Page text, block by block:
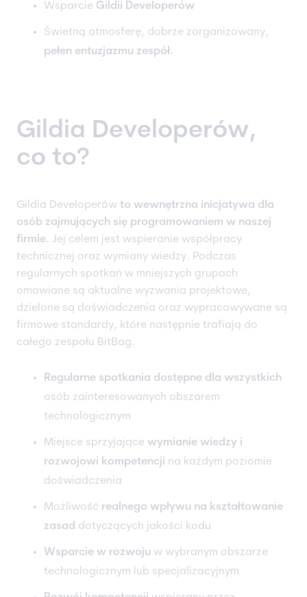
Wsparcie Gildii Developerów
Świetną atmosferę, dobrze zorganizowany,
pełen entuzjazmu zespół.
Gildia Developerów,
co to?
Gildia Developerów to wewnętrzna inicjatywa dla
osób zajmujących się programowaniem w naszej
firmie. Jej celem jest wspieranie współpracy
technicznej oraz wymiany wiedzy. Podczas
regularnych spotkań w mniejszych grupach
omawiane są aktualne wyzwania projektowe,
dzielone są doświadczenia oraz wypracowywane są
firmowe standardy, które następnie trafiają do
całego zespołu BitBag.
Regularne spotkania dostępne dla wszystkich
osób zainteresowanych obszarem
technologicznym
Miejsce sprzyjające wymianie wiedzy i
rozwojowi kompetencji na każdym poziomie
doświadczenia
Możliwość realnego wpływu na kształtowanie
zasad dotyczących jakości kodu
Wsparcie w rozwoju w wybranym obszarze
technologicznym lub specjalizacyjnym